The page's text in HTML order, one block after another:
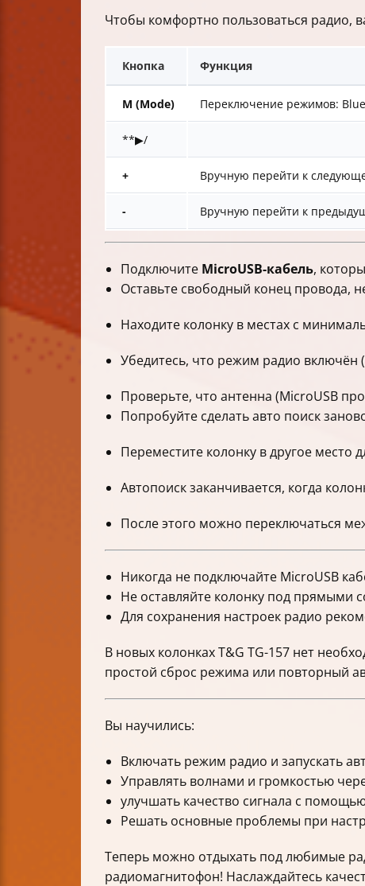
Чтобы комфортно пользоваться радио,
Кнопка Функция
М (Mode) Переключение режимов:
**▶/
+ Вручную перейти к
- Вручную перейти к
Подключите MicroUSB-кабель,
Оставьте свободный конец провода,
Находите колонку в местах с
Убедитесь, что режим радио включён
Проверьте, что антенна (MicroUSB
Попробуйте сделать авто поиск
Переместите колонку в другое место
Автопоиск заканчивается, когда
После этого можно переключаться
Никогда не подключайте MicroUSB
Не оставляйте колонку под прямыми
Для сохранения настроек радио
В новых колонках T&G TG-157 нет
простой сброс режима или повторный
Вы научились:
Включать режим радио и запускать
Управлять волнами и громкостью
улучшать качество сигнала с
Решать основные проблемы при
Теперь можно отдыхать под любимые
радиомагнитофон! Наслаждайтесь